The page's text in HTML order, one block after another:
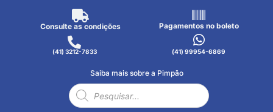
Consulte as condições Pagamentos no boleto
(41) 3212-7833 (41) 99954-6869
Saiba mais sobre a Pimpão